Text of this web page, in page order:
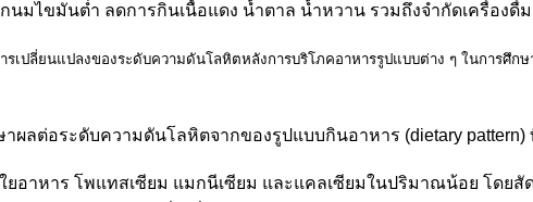
มไขมันต่ำ ลดการกินเนื้อแดง น้ำตาล น้ำหวาน รวมถึงจำกัดเครื่องดื่
รเปลี่ยนแปลงของระดับความดันโลหิตหลังการบริโภคอาหารรูปแบบต่าง ๆ ในการศึกษ
ผลต่อระดับความดันโลหิตจากของรูปแบบกินอาหาร (dietary pattern)
าหาร โพแทสเซียม แมกนีเซียม และแคลเซียมในปริมาณน้อย โดยสั